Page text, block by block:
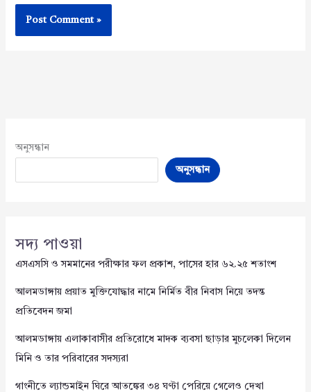
অনুসন্ধান
অনুসন্ধান
সদ্য পাওয়া
এসএসসি ও সমমানের পরীক্ষার ফল প্রকাশ, পাসের হার ৬২.২৫ শতাংশ
আলমডাঙ্গায় প্রয়াত মুক্তিযোদ্ধার নামে নির্মিত বীর নিবাস নিয়ে তদন্ত
প্রতিবেদন জমা
আলমডাঙ্গায় এলাকাবাসীর প্রতিরোধে মাদক ব্যবসা ছাড়ার মুচলেকা দিলেন
মিনি ও তার পরিবারের সদস্যরা
গাংনীতে ল্যান্ডমাইন ঘিরে আতঙ্কের ৩৪ ঘণ্টা পেরিয়ে গেলেও দেখা